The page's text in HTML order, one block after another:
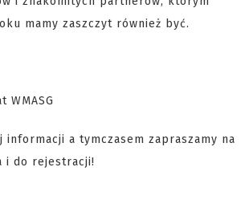
mamy zaszczyt również być.
informacji a tymczasem zapraszamy na
i do rejestracji!